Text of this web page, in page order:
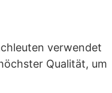
verwendet
Qualität, um